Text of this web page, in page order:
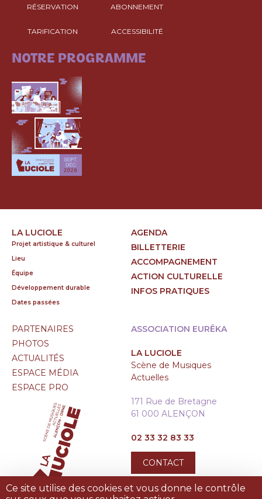
RÉSERVATION ABONNEMENT
TARIFICATION ACCESSIBILITÉ
NOTRE PROGRAMME
LA LUCIOLE
Projet artistique & culturel
Lieu
Équipe
Développement durable
Dates passées
AGENDA
BILLETTERIE
ACCOMPAGNEMENT
ACTION CULTURELLE
INFOS PRATIQUES
PARTENAIRES
PHOTOS
ACTUALITÉS
ESPACE MÉDIA
ESPACE PRO
ASSOCIATION EURÊKA
LA LUCIOLE
Scène de Musiques
Actuelles
171 Rue de Bretagne
61 000 ALENÇON
02 33 32 83 33
CONTACT
Ce site utilise des cookies et vous donne le contrôle